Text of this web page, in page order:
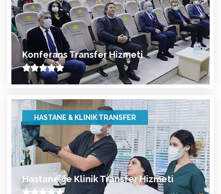
Konferans Transfer Hizmeti
HASTANE & KLINIK TRANSFER
Hastane ve Klinik Transfer Hizmeti